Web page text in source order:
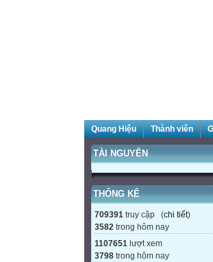
Quang Hiệu Thành viên
TÀI NGUYÊN
THỐNG KÊ
709391 truy cập (chi tiết)
3582 trong hôm nay
1107651 lượt xem
3798 trong hôm nay